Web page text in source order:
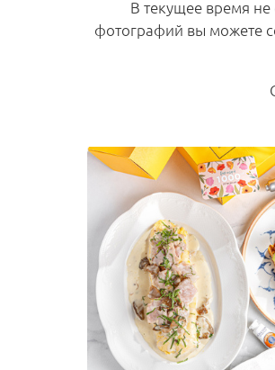
В текущее время
фотографий вы можете